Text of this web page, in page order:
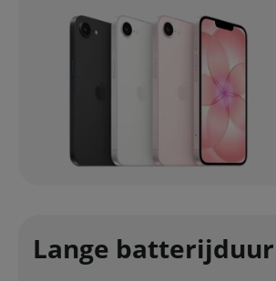
Lange batterijduur